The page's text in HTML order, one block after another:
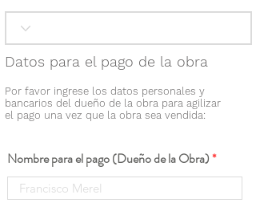
Datos para el pago de la obra
Por favor ingrese los datos personales y
bancarios del dueño de la obra para agilizar
el pago una vez que la obra sea vendida:
Nombre para el pago (Dueño de la Obra)